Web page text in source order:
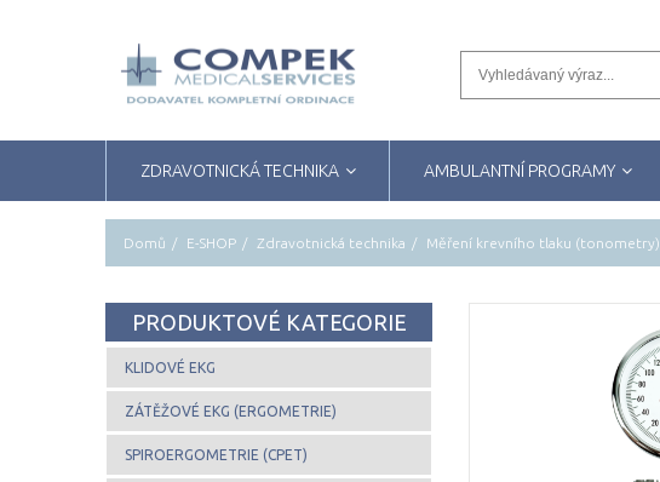
ZDRAVOTNICKÁ TECHNIKA AMBULANTNÍ PROGRAMY
Domů E-SHOP Zdravotnická technika Měření krevního tlaku (tonometry)
PRODUKTOVÉ KATEGORIE
KLIDOVÉ EKG
ZÁTĚŽOVÉ EKG (ERGOMETRIE)
SPIROERGOMETRIE (CPET)